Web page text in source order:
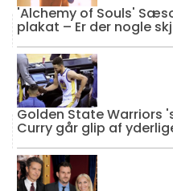
'Alchemy of Souls'
plakat – Er der nogle
Golden State Warriors
Curry går glip af